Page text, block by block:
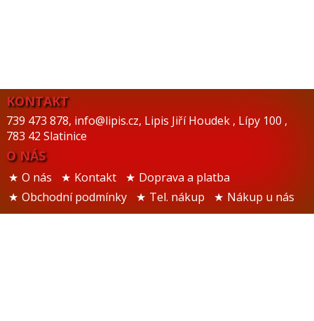
KONTAKT
739 473 878, info@lipis.cz, Lipis Jiří Houdek , Lípy 100 ,
783 42 Slatinice
O NÁS
O nás Kontakt
Doprava a platba
Obchodní podmínky
Tel. nákup Nákup u nás